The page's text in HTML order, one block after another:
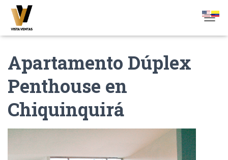
Apartamento Dúplex
Penthouse en
Chiquinquirá